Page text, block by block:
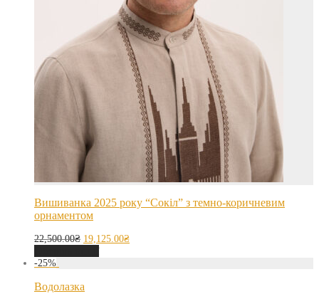
Вишиванка 2025 року “Сокіл” з темно-коричневим
орнаментом
22,500.00₴ 19,125.00₴
-25%
Водолазка